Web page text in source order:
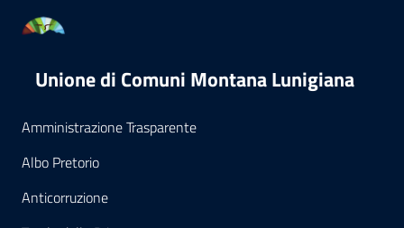
Unione di Comuni Montana Lunigiana
Amministrazione Trasparente
Albo Pretorio
Anticorruzione